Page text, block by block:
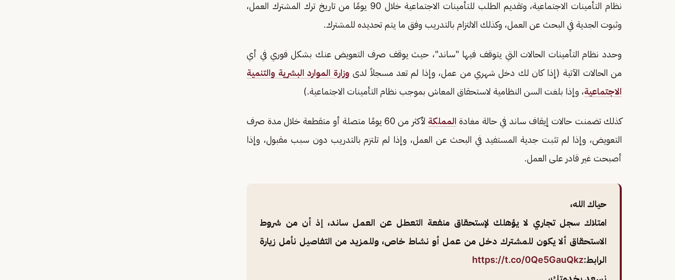
نظام التأمينات الاجتماعية، وتقديم الطلب للتأمينات الاجتماعية خلال 90 يومًا من تاريخ ترك المشترك العمل،
وثبوت الجدية في البحث عن العمل، وكذلك الالتزام بالتدريب وفق ما يتم تحديده للمشترك.
وحدد نظام التأمينات الحالات التي يتوقف فيها "ساند"، حيث يوقف صرف التعويض عنك بشكل فوري في أي
من الحالات الآتية (إذا كان لك دخل شهري من عمل، وإذا لم تعد مسجلاً لدى وزارة الموارد البشرية والتنمية
الاجتماعية، وإذا بلغت السن النظامية لاستحقاق المعاش بموجب نظام التأمينات الاجتماعية.)
كذلك تضمنت حالات إيقاف ساند في حالة مغادة المملكة
لأكثر من 60 يومًا متصلة أو متقطعة خلال مدة صرف
التعويض، وإذا لم تثبت جدية المستفيد في البحث عن العمل، وإذا لم تلتزم بالتدريب دون سبب مقبول، وإذا
أصبحت غير قادر على العمل.
حياك الله،
امتلاك سجل تجاري لا يؤهلك لإستحقاق منفعة التعطل عن العمل ساند، إذ أن من شروط
الاستحقاق ألا يكون للمشترك دخل من عمل أو نشاط خاص، وللمزيد من التفاصيل نأمل زيارة
الرابط:https://t.co/0Qe5GauQkz